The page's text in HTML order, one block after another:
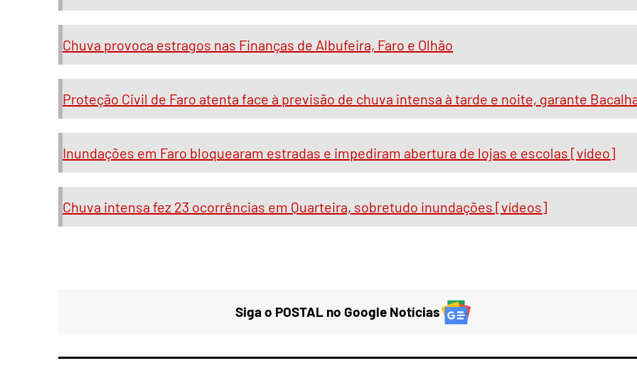
Chuva provoca estragos nas Finanças de Albufeira, Faro e Olhão
Proteção Civil de Faro atenta face à previsão de chuva intensa à tarde e noite, garante
Inundações em Faro bloquearam estradas e impediram abertura de lojas e escolas [vídeo]
Chuva intensa fez 23 ocorrências em Quarteira, sobretudo inundações [vídeos]
Siga o POSTAL no Google Notícias